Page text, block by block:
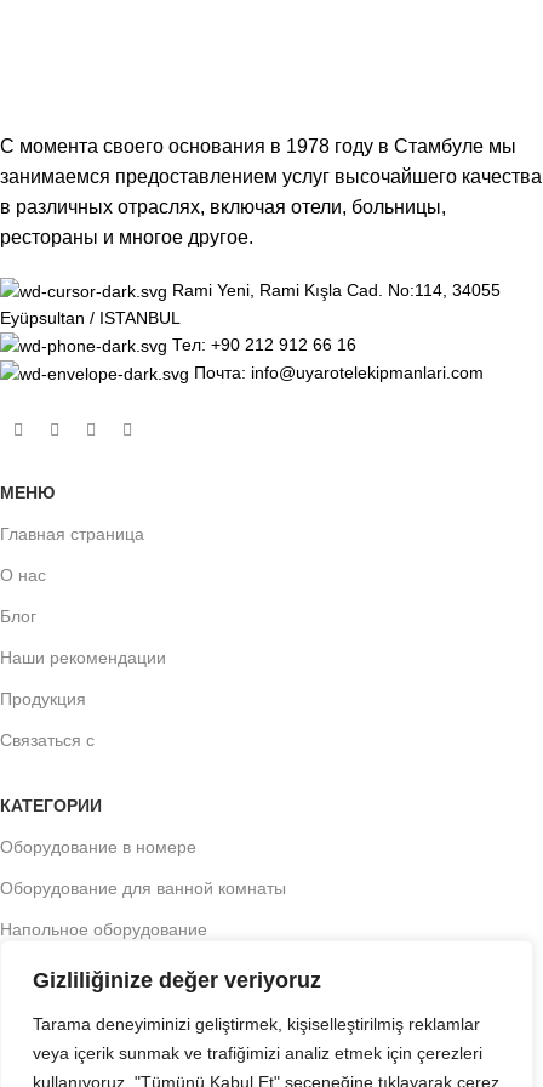
Gizliliğinize değer veriyoruz
Tarama deneyiminizi geliştirmek, kişiselleştirilmiş reklamlar
veya içerik sunmak ve trafiğimizi analiz etmek için çerezleri
kullanıyoruz. "Tümünü Kabul Et" seçeneğine tıklayarak çerez
С момента своего основания в 1978 году в Стамбуле мы
занимаемся предоставлением услуг высочайшего качества
в различных отраслях, включая отели, больницы,
рестораны и многое другое.
Rami Yeni, Rami Kışla Cad. No:114, 34055
Eyüpsultan / ISTANBUL
Тел: +90 212 912 66 16
Почта: info@uyarotelekipmanlari.com
МЕНЮ
Главная страница
О нас
Блог
Наши рекомендации
Продукция
Связаться с
КАТЕГОРИИ
Оборудование в номере
Оборудование для ванной комнаты
Напольное оборудование
Текстиль для гостиниц
Букетные принадлежности